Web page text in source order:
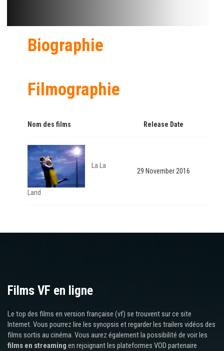
Biographie
Filmographie
Nom des films Release Date
La La
Land
29 November 2016
Films VF en ligne
Le top des films en version française (vf) se trouvent sur ce site
Internet. Vous pourrez lire les synopsis et regarder les trailers vidéos des
films sortis au cinéma. Vous aurez également la possibilité de voir les
films en streaming en rejoignant les plateformes VOD partenaire